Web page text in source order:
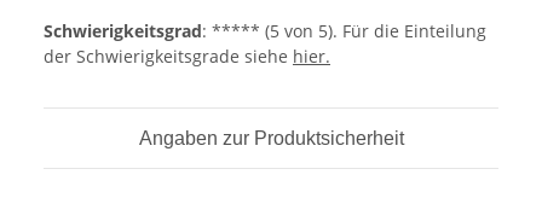
Schwierigkeitsgrad: ***** (5 von 5). Für die Einteilung
der Schwierigkeitsgrade siehe hier.
Angaben zur Produktsicherheit